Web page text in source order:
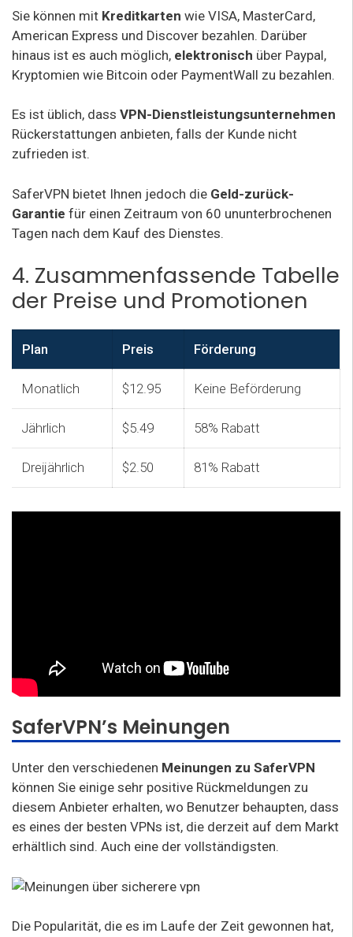
Sie können mit Kreditkarten wie VISA, MasterCard,
American Express und Discover bezahlen. Darüber
hinaus ist es auch möglich, elektronisch über Paypal,
Kryptomien wie Bitcoin oder PaymentWall zu bezahlen.
Es ist üblich, dass VPN-Dienstleistungsunternehmen
Rückerstattungen anbieten, falls der Kunde nicht
zufrieden ist.
SaferVPN bietet Ihnen jedoch die Geld-zurück-
Garantie für einen Zeitraum von 60 ununterbrochenen
Tagen nach dem Kauf des Dienstes.
4. Zusammenfassende Tabelle
der Preise und Promotionen
Plan Preis Förderung
Monatlich $12.95 Keine Beförderung
Jährlich $5.49 58% Rabatt
Dreijährlich $2.50 81% Rabatt
SaferVPN’s Meinungen
Unter den verschiedenen Meinungen zu SaferVPN
können Sie einige sehr positive Rückmeldungen zu
diesem Anbieter erhalten, wo Benutzer behaupten, dass
es eines der besten VPNs ist, die derzeit auf dem Markt
erhältlich sind. Auch eine der vollständigsten.
Die Popularität, die es im Laufe der Zeit gewonnen hat,